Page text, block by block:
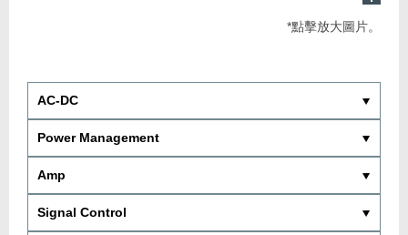
*點擊放大圖片。
AC-DC
Power Management
Amp
Signal Control